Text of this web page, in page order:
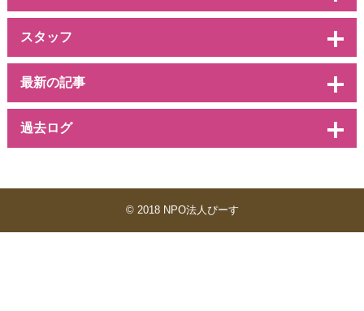
スタッフ
最新の記事
過去ログ
© 2018 NPO法人ぴーす